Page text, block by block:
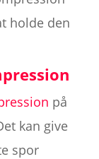
holde den
på
kan give
spor